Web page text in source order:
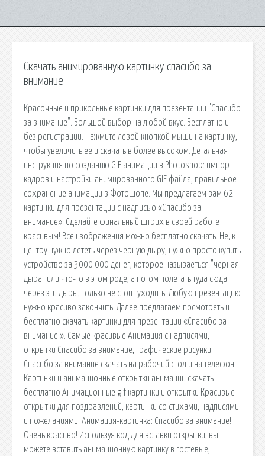
Скачать анимированную картинку спасибо за
внимание
Красочные и прикольные картинки для презентации "Спасибо
за внимание". Большой выбор на любой вкус. Бесплатно и
без регистрации. Нажмите левой кнопкой мыши на картинку,
чтобы увеличить ее и скачать в более высоком. Детальная
инструкция по созданию GIF анимации в Photoshop: импорт
кадров и настройки анимированного GIF файла, правильное
сохранение анимации в Фотошопе. Мы предлагаем вам 62
картинки для презентации с надписью «Спасибо за
внимание». Сделайте финальный штрих в своей работе
красивым! Все изображения можно бесплатно скачать. Не, к
центру нужно лететь через черную дыру, нужно просто купить
устройство за 3000 000 денег, которое называеться "черная
дыра" или что-то в этом роде, а потом полетать туда сюда
через эти дыры, только не стоит уходить. Любую презентацию
нужно красиво закончить. Далее предлагаем посмотреть и
бесплатно скачать картинки для презентации «Спасибо за
внимание!». Самые красивые Анимация с надписями,
открытки Спасибо за внимание, графические рисунки
Спасибо за внимание скачать на рабочий стол и на телефон.
Картинки и анимационные открытки анимации скачать
бесплатно Анимационные gif картинки и открытки Красивые
открытки для поздравлений, картинки со стихами, надписями
и пожеланиями. Анимация-картинка: Спасибо за внимание!
Очень красиво! Используя код для вставки открытки, вы
можете вставить анимационную картинку в гостевые,